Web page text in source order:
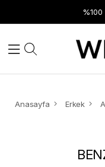
Anasayfa Erkek